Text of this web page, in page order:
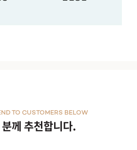
께 추천합니다.
TO CUSTOMERS BELOW